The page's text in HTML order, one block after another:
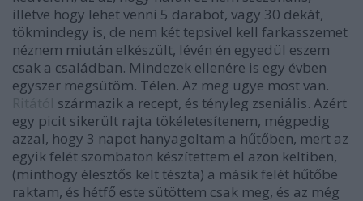
illetve hogy lehet venni 5 darabot, vagy 30 dekát,
tökmindegy is, de nem két tepsivel kell farkasszemet
néznem miután elkészült, lévén én egyedül eszem
csak a családban. Mindezek ellenére is egy évben
egyszer megsütöm. Télen. Az meg ugye most van.
származik a recept, és tényleg zseniális. Azért
egy picit sikerült rajta tökéletesítenem, mégpedig
azzal, hogy 3 napot hanyagoltam a hűtőben, mert az
egyik felét szombaton készítettem el azon keltiben,
(minthogy élesztős kelt tészta) a másik felét hűtőbe
raktam, és hétfő este sütöttem csak meg, és az még